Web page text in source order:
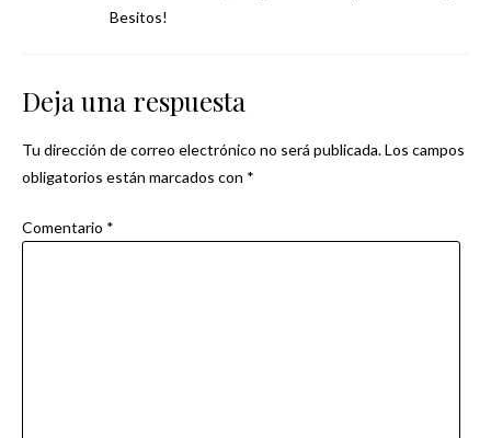
Besitos!
Deja una respuesta
Tu dirección de correo electrónico no será publicada.Los campos
obligatorios están marcados con *
Comentario *